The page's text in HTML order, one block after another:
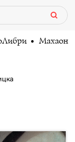
Махаон